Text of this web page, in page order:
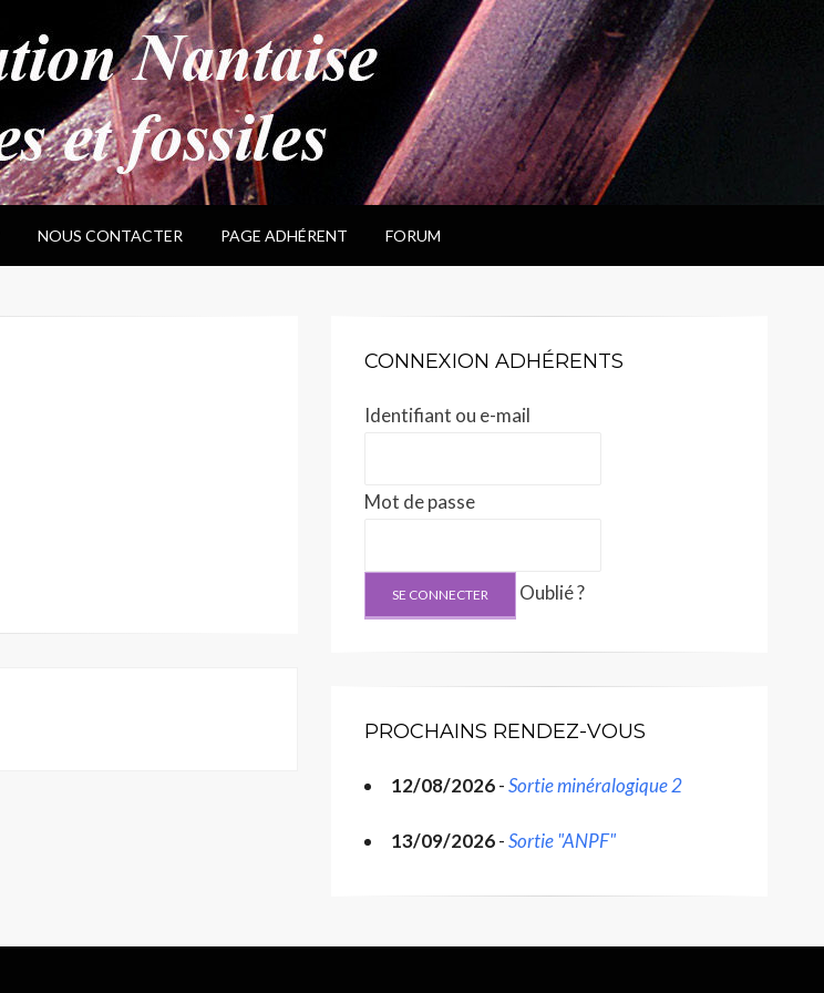
NOUS CONTACTER PAGE ADHÉRENT FORUM
CONNEXION ADHÉRENTS
Identifiant ou e-mail
Mot de passe
Oublié ?
PROCHAINS RENDEZ-VOUS
12/08/2026-Sortie minéralogique 2
13/09/2026-Sortie "ANPF"